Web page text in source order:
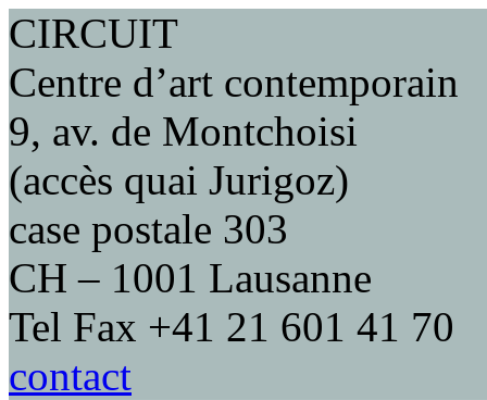
CIRCUIT
Centre d’art contemporain
9, av. de Montchoisi
(accès quai Jurigoz)
case postale 303
CH – 1001 Lausanne
Tel Fax +41 21 601 41 70
contact